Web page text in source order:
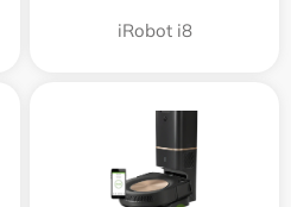
iRobot i8